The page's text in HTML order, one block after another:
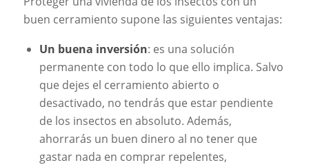
buen cerramiento supone las siguientes ventajas:
Un buena inversión: es una solución
permanente con todo lo que ello implica. Salvo
que dejes el cerramiento abierto o
desactivado, no tendrás que estar pendiente
de los insectos en absoluto. Además,
ahorrarás un buen dinero al no tener que
gastar nada en comprar repelentes,